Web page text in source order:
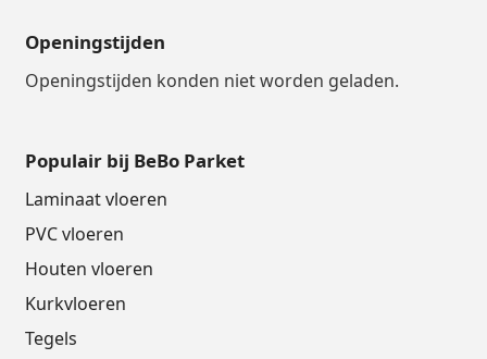
Openingstijden
Openingstijden konden niet worden geladen.
Populair bij BeBo Parket
Laminaat vloeren
PVC vloeren
Houten vloeren
Kurkvloeren
Tegels